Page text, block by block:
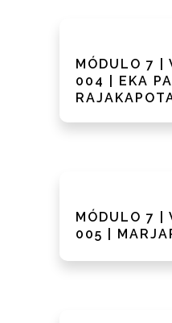
MÓDULO 7 |
004 | EKA
MÓDULO 7 |
005 |